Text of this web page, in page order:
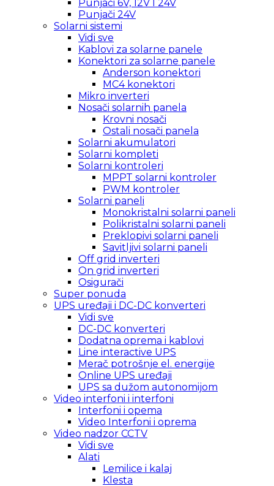
Punjači 6V, 12V I 24V
Punjači 24V
Solarni sistemi
Vidi sve
Kablovi za solarne panele
Konektori za solarne panele
Anderson konektori
MC4 konektori
Mikro inverteri
Nosači solarnih panela
Krovni nosači
Ostali nosači panela
Solarni akumulatori
Solarni kompleti
Solarni kontroleri
MPPT solarni kontroler
PWM kontroler
Solarni paneli
Monokristalni solarni paneli
Polikristalni solarni paneli
Preklopivi solarni paneli
Savitljivi solarni paneli
Off grid inverteri
On grid inverteri
Osigurači
Super ponuda
UPS uređaji i DC-DC konverteri
Vidi sve
DC-DC konverteri
Dodatna oprema i kablovi
Line interactive UPS
Merač potrošnje el. energije
Online UPS uređaji
UPS sa dužom autonomijom
Video interfoni i interfoni
Interfoni i opema
Video Interfoni i oprema
Video nadzor CCTV
Vidi sve
Alati
Lemilice i kalaj
Klesta